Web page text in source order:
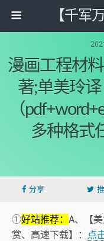
【千军
漫画工程材
著;单美玲
（
多种格式
分享
①好站推荐： A、【
赏、高速下载】：
点